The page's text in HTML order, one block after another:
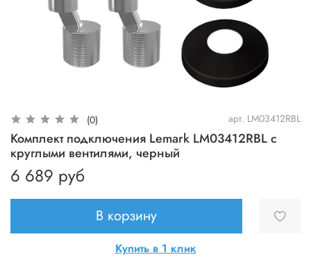
(0) арт. LM03412RBL
Комплект подключения Lemark LM03412RBL с
круглыми вентилями, черный
6 689 руб
В корзину
Купить в 1 клик